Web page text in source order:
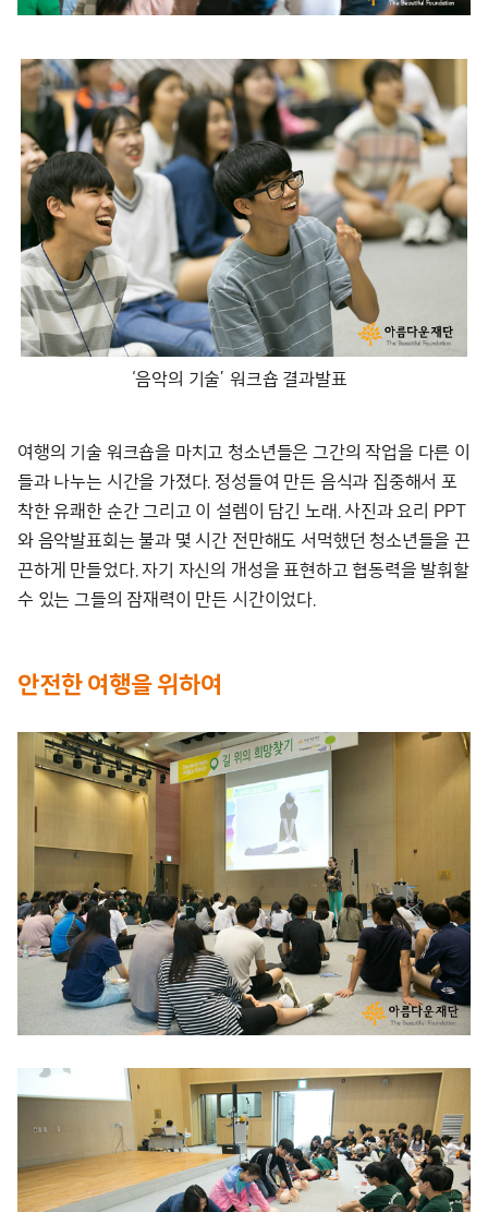
‘음악의 기술’ 워크숍 결과발표
여행의 기술 워크숍을 마치고 청소년들은 그간의 작업을 다른 이
들과 나누는 시간을 가졌다. 정성들여 만든 음식과 집중해서 포
착한 유쾌한 순간 그리고 이 설렘이 담긴 노래. 사진과 요리 PPT
와 음악발표회는 불과 몇 시간 전만해도 서먹했던 청소년들을 끈
끈하게 만들었다. 자기 자신의 개성을 표현하고 협동력을 발휘할
수 있는 그들의 잠재력이 만든 시간이었다.
안전한 여행을 위하여